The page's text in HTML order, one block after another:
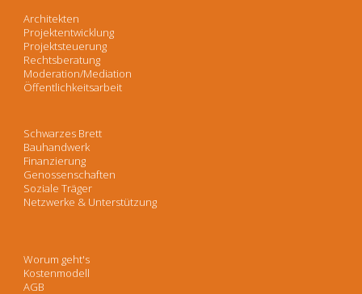
Architekten
Projektentwicklung
Projektsteuerung
Rechtsberatung
Moderation/Mediation
Öffentlichkeitsarbeit
Schwarzes Brett
Bauhandwerk
Finanzierung
Genossenschaften
Soziale Träger
Netzwerke & Unterstützung
Worum geht's
Kostenmodell
AGB